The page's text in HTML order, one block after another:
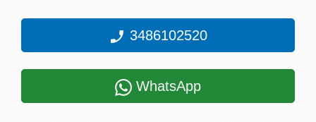
3486102520
WhatsApp